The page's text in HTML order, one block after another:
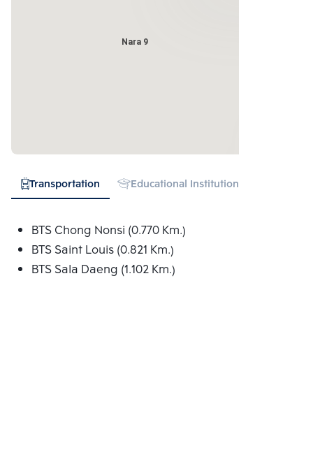
Nara 9
Transportation Educational Institution
BTS Chong Nonsi (0.770 Km.)
BTS Saint Louis (0.821 Km.)
BTS Sala Daeng (1.102 Km.)